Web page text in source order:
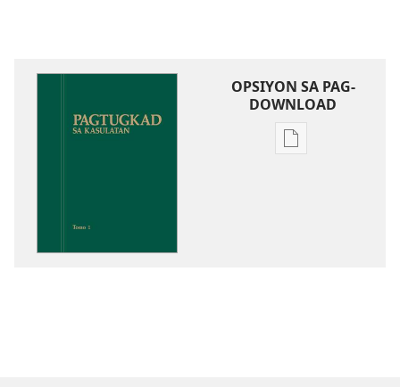
OPSIYON SA PAG-
DOWNLOAD
Opsiyon